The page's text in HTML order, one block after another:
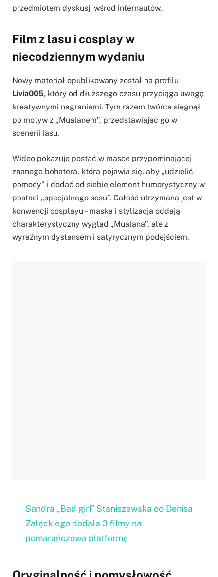
przedmiotem dyskusji wśród internautów.
Film z lasu i cosplay w
niecodziennym wydaniu
Nowy materiał opublikowany został na profilu
Livia005, który od dłuższego czasu przyciąga uwagę
kreatywnymi nagraniami. Tym razem twórca sięgnął
po motyw z „Mualanem”, przedstawiając go w
scenerii lasu.
Wideo pokazuje postać w masce przypominającej
znanego bohatera, która pojawia się, aby „udzielić
pomocy” i dodać od siebie element humorystyczny w
postaci „specjalnego sosu”. Całość utrzymana jest w
konwencji cosplayu – maska i stylizacja oddają
charakterystyczny wygląd „Mualana”, ale z
wyraźnym dystansem i satyrycznym podejściem.
Sandra „Bad girl” Staniszewska od Denisa
Załęckiego dodała 3 filmy na
pomarańczową platformę